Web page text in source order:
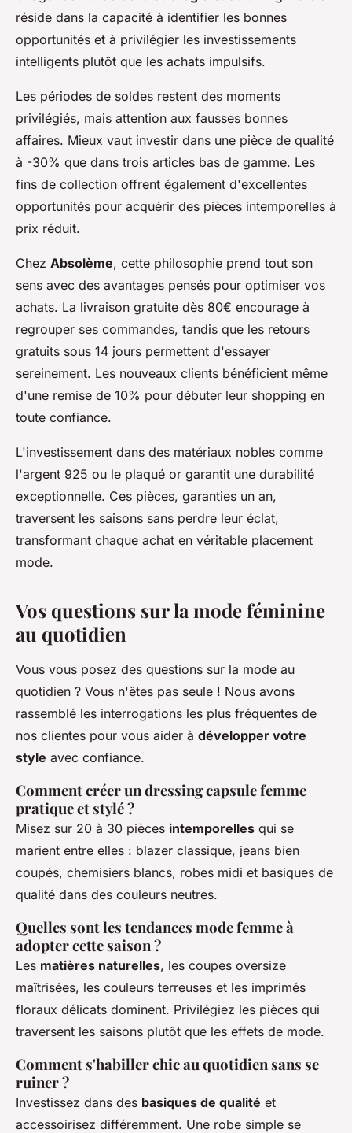
réside dans la capacité à identifier les bonnes
opportunités et à privilégier les investissements
intelligents plutôt que les achats impulsifs.
Les périodes de soldes restent des moments
privilégiés, mais attention aux fausses bonnes
affaires. Mieux vaut investir dans une pièce de qualité
à -30% que dans trois articles bas de gamme. Les
fins de collection offrent également d'excellentes
opportunités pour acquérir des pièces intemporelles à
prix réduit.
Chez Absolème, cette philosophie prend tout son
sens avec des avantages pensés pour optimiser vos
achats. La livraison gratuite dès 80€ encourage à
regrouper ses commandes, tandis que les retours
gratuits sous 14 jours permettent d'essayer
sereinement. Les nouveaux clients bénéficient même
d'une remise de 10% pour débuter leur shopping en
toute confiance.
L'investissement dans des matériaux nobles comme
l'argent 925 ou le plaqué or garantit une durabilité
exceptionnelle. Ces pièces, garanties un an,
traversent les saisons sans perdre leur éclat,
transformant chaque achat en véritable placement
mode.
Vos questions sur la mode féminine
au quotidien
Vous vous posez des questions sur la mode au
quotidien ? Vous n'êtes pas seule ! Nous avons
rassemblé les interrogations les plus fréquentes de
nos clientes pour vous aider à développer votre
style avec confiance.
Comment créer un dressing capsule femme
pratique et stylé ?
Misez sur 20 à 30 pièces intemporelles qui se
marient entre elles : blazer classique, jeans bien
coupés, chemisiers blancs, robes midi et basiques de
qualité dans des couleurs neutres.
Quelles sont les tendances mode femme à
adopter cette saison ?
Les matières naturelles, les coupes oversize
maîtrisées, les couleurs terreuses et les imprimés
floraux délicats dominent. Privilégiez les pièces qui
traversent les saisons plutôt que les effets de mode.
Comment s'habiller chic au quotidien sans se
ruiner ?
Investissez dans des basiques de qualité et
accessoirisez différemment. Une robe simple se